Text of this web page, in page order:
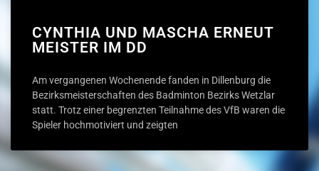
CYNTHIA UND MASCHA ERNEUT
MEISTER IM DD
Am vergangenen Wochenende fanden in Dillenburg die
Bezirksmeisterschaften des Badminton Bezirks Wetzlar
statt. Trotz einer begrenzten Teilnahme des VfB waren die
Spieler hochmotiviert und zeigten